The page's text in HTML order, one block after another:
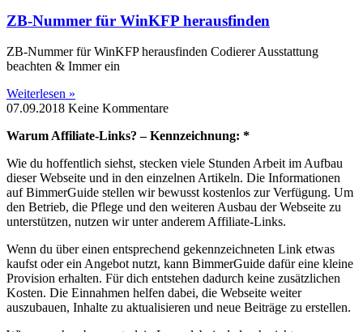
ZB-Nummer für WinKFP herausfinden
ZB-Nummer für WinKFP herausfinden Codierer Ausstattung
beachten & Immer ein
Weiterlesen »
07.09.2018 Keine Kommentare
Warum Affiliate-Links? – Kennzeichnung: *
Wie du hoffentlich siehst, stecken viele Stunden Arbeit im Aufbau
dieser Webseite und in den einzelnen Artikeln. Die Informationen
auf BimmerGuide stellen wir bewusst kostenlos zur Verfügung. Um
den Betrieb, die Pflege und den weiteren Ausbau der Webseite zu
unterstützen, nutzen wir unter anderem Affiliate-Links.
Wenn du über einen entsprechend gekennzeichneten Link etwas
kaufst oder ein Angebot nutzt, kann BimmerGuide dafür eine kleine
Provision erhalten. Für dich entstehen dadurch keine zusätzlichen
Kosten. Die Einnahmen helfen dabei, die Webseite weiter
auszubauen, Inhalte zu aktualisieren und neue Beiträge zu erstellen.